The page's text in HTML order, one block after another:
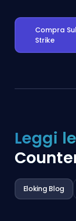
Compra
Strike
Leggi
Eloking Blog